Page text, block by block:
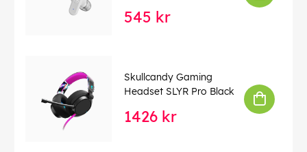
545 kr
Skullcandy Gaming
Headset SLYR Pro Black
1426 kr